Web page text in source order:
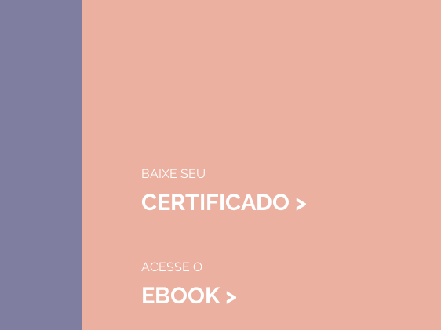
BAIXE SEU
CERTIFICADO >
ACESSE O
EBOOK >